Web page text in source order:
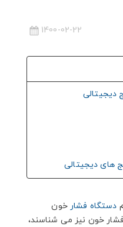
1400-02-22
دستگاه فشار خون
فشار خون نیز می شناسند،